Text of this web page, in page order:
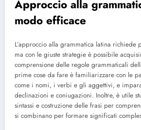
Approccio alla
modo efficace
L’approccio alla grammatica latina richiede
ma con le giuste strategie è possibile
comprensione delle regole grammaticali
prime cose da fare è familiarizzare con le
come i nomi, i verbi e gli aggettivi, e
declinazioni e coniugazioni. Inoltre, è utile
sintassi e costruzione delle frasi per
si combinano per formare significati